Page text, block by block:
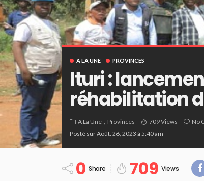
A LA UNE PROVINCES
Ituri :
réhabilitation
A La Une Provinces 709 Views
No
Posté surAoût. 26, 2023 à 5:40 am
0 Share 709 Views